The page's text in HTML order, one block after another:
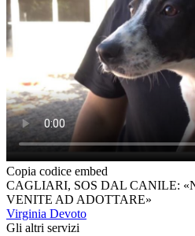
Copia codice embed
CAGLIARI, SOS DAL CANILE:
VENITE AD ADOTTARE»
Virginia Devoto
Gli altri servizi